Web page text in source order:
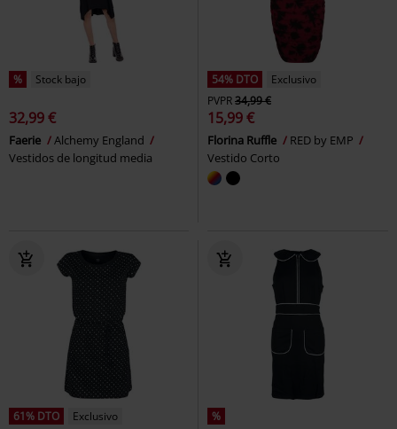
% Stock bajo
32,99 €
Faerie
Alchemy England
Vestidos de longitud media
54% DTO
Exclusivo
PVPR34,99 €
15,99 €
Florina Ruffle
RED by EMP
Vestido Corto
61% DTO
Exclusivo
%